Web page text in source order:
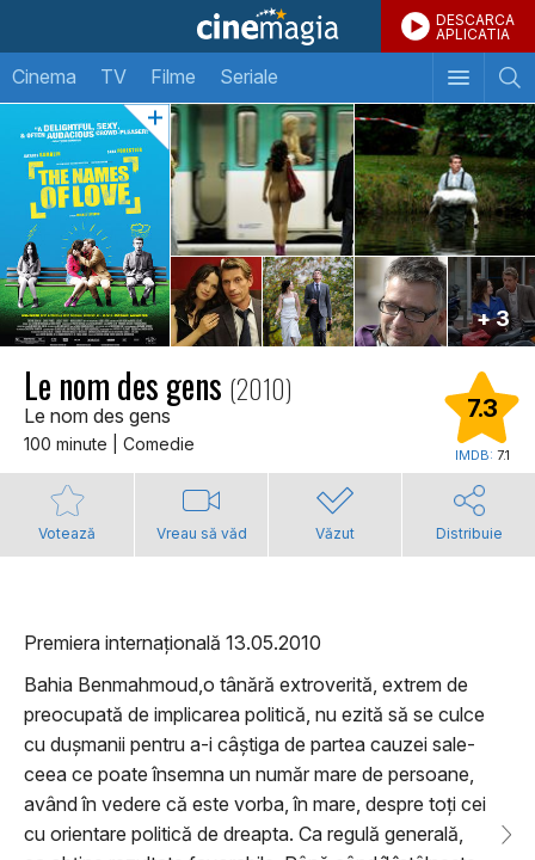
DESCARCA
APLICATIA
Cinema TV Filme Seriale
+ 3
Le nom des gens (2010)
Le nom des gens
100 minute | Comedie
7.3
IMDB: 7.1
Votează Vreau să văd Văzut Distribuie
Premiera internațională 13.05.2010
Bahia Benmahmoud,o tânără extroverită, extrem de
preocupată de implicarea politică, nu ezită să se culce
cu dușmanii pentru a-i câștiga de partea cauzei sale-
ceea ce poate însemna un număr mare de persoane,
având în vedere că este vorba, în mare, despre toți cei
cu orientare politică de dreapta. Ca regulă generală,